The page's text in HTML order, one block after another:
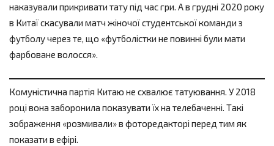
наказували прикривати тату під час гри. А в грудні 2020 року
в Китаї скасували матч жіночої студентської команди з
футболу через те, що «футболістки не повинні були мати
фарбоване волосся».
Комуністична партія Китаю не схвалює татуювання. У 2018
році вона заборонила показувати їх на телебаченні. Такі
зображення «розмивали» в фоторедакторі перед тим як
показати в ефірі.